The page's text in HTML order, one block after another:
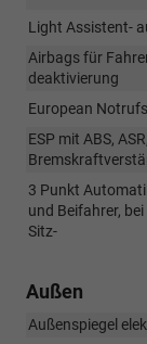
Light Assistent-
Airbags für
deaktivierung
European
ESP mit ABS,
3 Punkt
und Beifahrer,
Sitz-
Außen
Außenspiegel